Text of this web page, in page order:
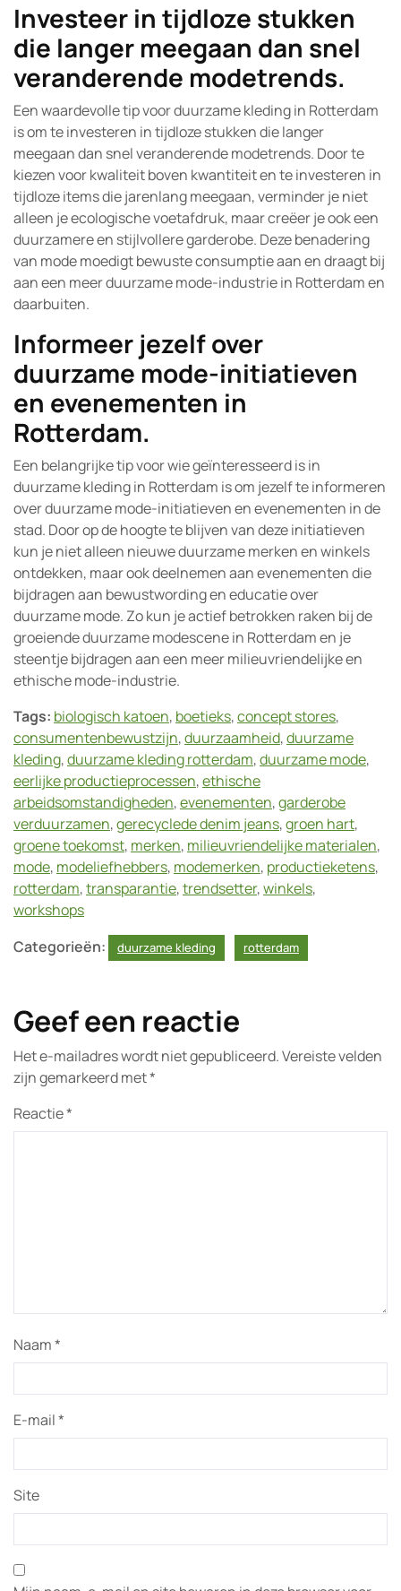
Investeer in tijdloze stukken
die langer meegaan dan snel
veranderende modetrends.
Een waardevolle tip voor duurzame kleding in Rotterdam
is om te investeren in tijdloze stukken die langer
meegaan dan snel veranderende modetrends. Door te
kiezen voor kwaliteit boven kwantiteit en te investeren in
tijdloze items die jarenlang meegaan, verminder je niet
alleen je ecologische voetafdruk, maar creëer je ook een
duurzamere en stijlvollere garderobe. Deze benadering
van mode moedigt bewuste consumptie aan en draagt bij
aan een meer duurzame mode-industrie in Rotterdam en
daarbuiten.
Informeer jezelf over
duurzame mode-initiatieven
en evenementen in
Rotterdam.
Een belangrijke tip voor wie geïnteresseerd is in
duurzame kleding in Rotterdam is om jezelf te informeren
over duurzame mode-initiatieven en evenementen in de
stad. Door op de hoogte te blijven van deze initiatieven
kun je niet alleen nieuwe duurzame merken en winkels
ontdekken, maar ook deelnemen aan evenementen die
bijdragen aan bewustwording en educatie over
duurzame mode. Zo kun je actief betrokken raken bij de
groeiende duurzame modescene in Rotterdam en je
steentje bijdragen aan een meer milieuvriendelijke en
ethische mode-industrie.
Tags: biologisch katoen, boetieks,concept stores,
consumentenbewustzijn,duurzaamheid,duurzame
kleding,duurzame kleding rotterdam,duurzame mode,
eerlijke productieprocessen,ethische
arbeidsomstandigheden,evenementen,garderobe
verduurzamen,gerecyclede denim jeans,groen hart,
groene toekomst, merken, milieuvriendelijke materialen,
mode, modeliefhebbers, modemerken, productieketens,
rotterdam,transparantie,trendsetter,winkels,
workshops
Categorieën:
duurzame kleding rotterdam
Geef een reactie
Het e-mailadres wordt niet gepubliceerd.Vereiste velden
zijn gemarkeerd met*
Reactie*
Naam*
E-mail*
Site